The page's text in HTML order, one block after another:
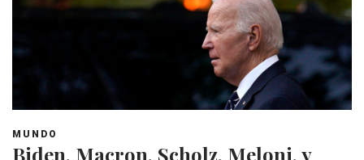
MUNDO
Biden, Macron, Scholz, Meloni, y